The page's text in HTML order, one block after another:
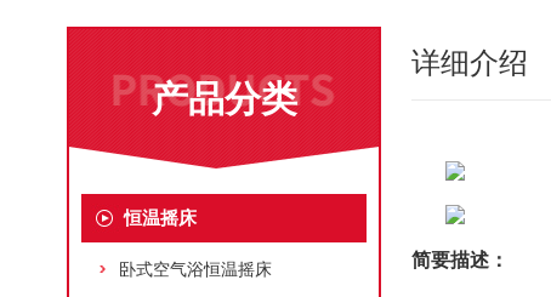
产品分类
恒温摇床
卧式空气浴恒温摇床
详细介绍
简要描述：